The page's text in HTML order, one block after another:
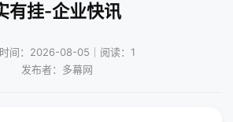
有挂-企业快讯
间：2026-08-05｜阅读：1
发布者：多幕网